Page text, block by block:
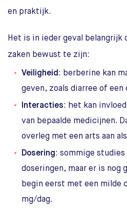
en praktijk.
Het is in ieder geval belangrijk
zaken bewust te zijn:
Veiligheid: berberine kan
geven, zoals diarree of een
Interacties: het kan
van bepaalde medicijnen.
overleg met een arts aan
Dosering: sommige
doseringen, maar er is nog
begin eerst met een milde
mg/dag.